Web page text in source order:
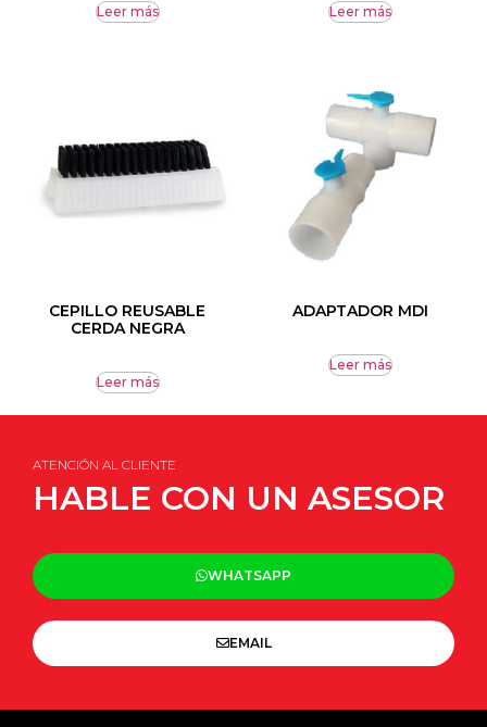
Leer más Leer más
CEPILLO REUSABLE
CERDA NEGRA
Leer más
ADAPTADOR MDI
Leer más
ATENCIÓN AL CLIENTE
HABLE CON UN ASESOR
WHATSAPP
EMAIL